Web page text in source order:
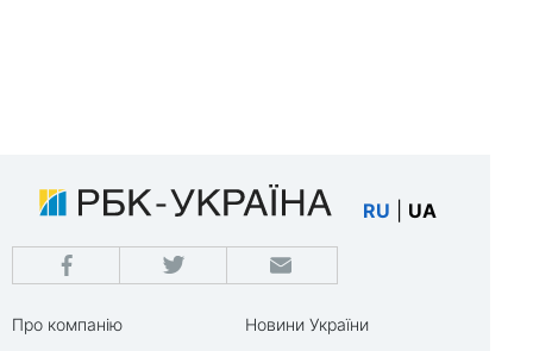
RU UA
Про компанію
Новини України